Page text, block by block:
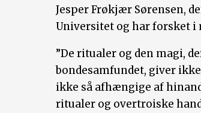
Jesper Frøkjær Sørensen,
Universitet og har forsket i
”De ritualer og den magi,
bondesamfundet, giver
ikke så afhængige af
ritualer og overtroiske